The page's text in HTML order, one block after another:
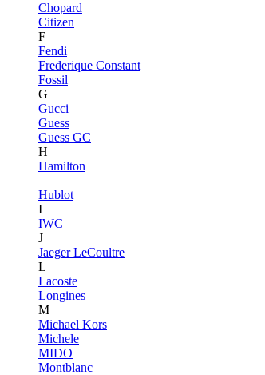
Chopard
Citizen
F
Fendi
Frederique Constant
Fossil
G
Gucci
Guess
Guess GC
H
Hamilton
Hublot
I
IWC
J
Jaeger LeCoultre
L
Lacoste
Longines
M
Michael Kors
Michele
MIDO
Montblanc